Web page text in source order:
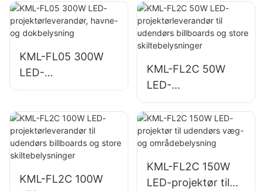
velegnet til
industrianlæg,
billboards og store
skilte.
parkbelysning
KML-FL05 300W
LED-
projektørleverandø
dokbelysning
KML-FL2C 50W
LED-
projektørleverandø
r til udendørs
billboards og store
skiltebelysninger
KML-FL2C 100W
KML-FL2C 150W
LED-projektør til